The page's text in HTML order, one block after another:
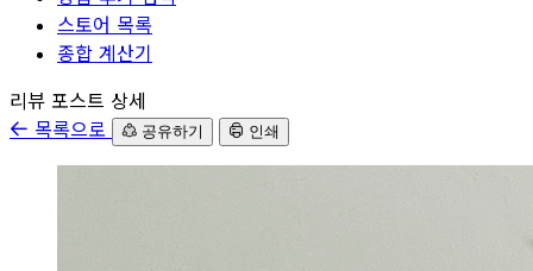
스토어 목록
종합 계산기
본문으로 바로가기
리뷰 포스트 상세
목록으로
공유하기 인쇄